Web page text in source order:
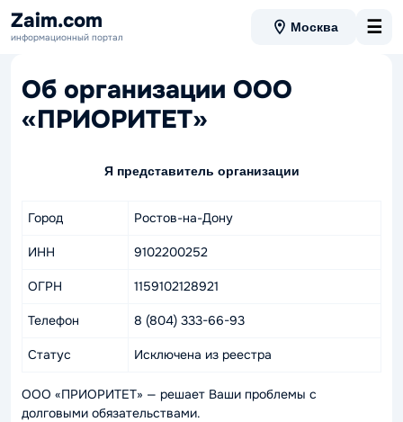
Zaim.com
информационный портал
Москва ☰
Об организации ООО
«ПРИОРИТЕТ»
Я представитель организации
Город Ростов-на-Дону
ИНН 9102200252
ОГРН 1159102128921
Телефон 8 (804) 333-66-93
Статус Исключена из реестра
ООО «ПРИОРИТЕТ» — решает Ваши проблемы с
долговыми обязательствами.